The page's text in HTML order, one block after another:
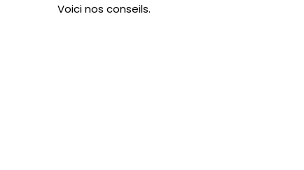
Voici nos conseils.